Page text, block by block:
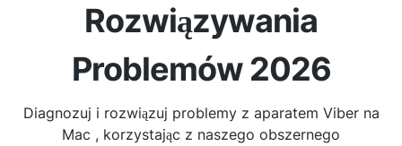
Rozwiązywania
Problemów 2026
Diagnozuj i rozwiązuj problemy z aparatem Viber na
Mac , korzystając z naszego obszernego